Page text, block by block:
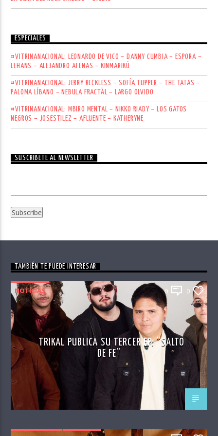
ESPECIALES
#VITRINANACIONAL: LEONARDO DE VICO – DANNY CUMBIA – ESPORA –
LEHANS – ALEJANDRO ATENAS – KINMARIKÚ
#VITRINANACIONAL: JERRY RECKLESS – SOFÍA TUPPER – THE TATAS –
PALOMA LÍBANO – NEBULA FRACTÄL – LARGO OLVIDO
#VITRINANACIONAL: MBIRO MENTAL – NIKKO RIADY – LOS GATOS
NEGROS – JOSESTILEZ – AFLUENTE – KATHERYNE
SUSCRÍBETE AL NEWSLETTER
TAMBIÉN TE PUEDE INTERESAR
NOTICIAS 0 0
TRIKAL PUBLICA SU TERCER EP: “SALTO
DE FE”